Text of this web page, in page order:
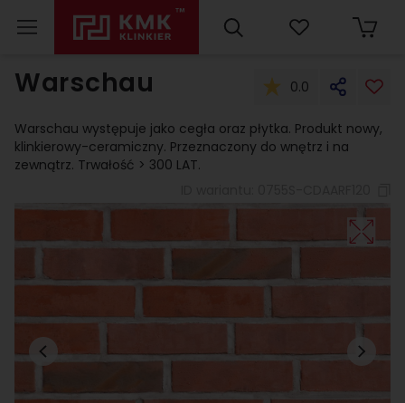
Warschau 0.0
Warschau występuje jako cegła oraz płytka. Produkt nowy,
klinkierowy-ceramiczny. Przeznaczony do wnętrz i na
zewnątrz. Trwałość > 300 LAT.